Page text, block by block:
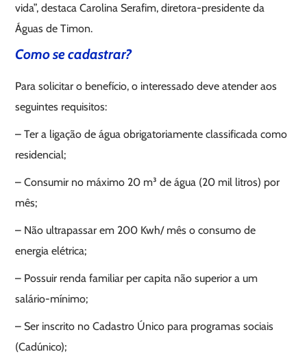
vida”, destaca Carolina Serafim, diretora-presidente da
Águas de Timon.
Como se cadastrar?
Para solicitar o benefício, o interessado deve atender aos
seguintes requisitos:
– Ter a ligação de água obrigatoriamente classificada como
residencial;
– Consumir no máximo 20 m³ de água (20 mil litros) por
mês;
– Não ultrapassar em 200 Kwh/ mês o consumo de
energia elétrica;
– Possuir renda familiar per capita não superior a um
salário-mínimo;
– Ser inscrito no Cadastro Único para programas sociais
(Cadúnico);